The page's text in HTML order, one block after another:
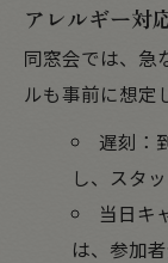
アレルギー対応
同窓会では、急
ルも事前に想定
遅刻：
し、スタ
当日キ
は、参加